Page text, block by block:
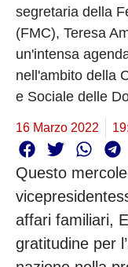
segretaria della
(FMC), Teresa
un'intensa
nell'ambito della
e Sociale delle
16 Marzo 2022
Questo
affari familiari,
gratitudine per